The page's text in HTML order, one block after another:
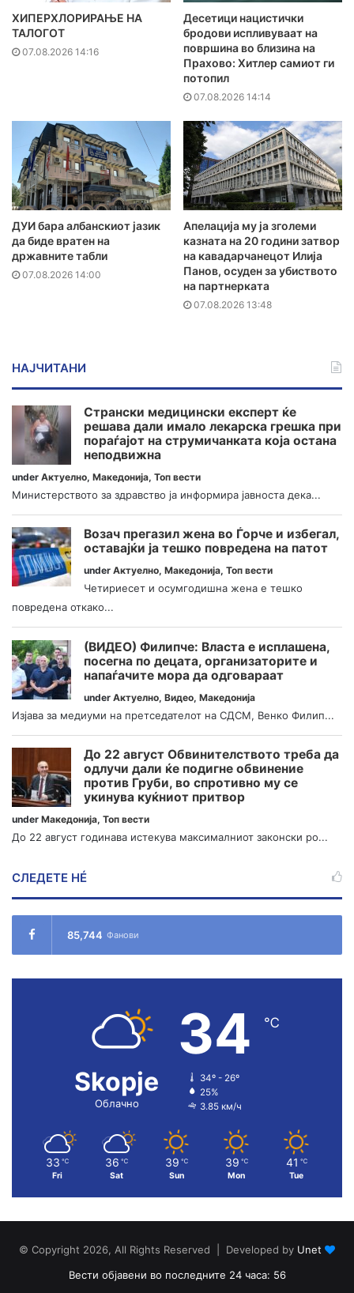
ХИПЕРХЛОРИРАЊЕ НА
ТАЛОГОТ
07.08.2026 14:16
Десетици нацистички
бродови испливуваат на
површина во близина на
Прахово: Хитлер самиот ги
потопил
07.08.2026 14:14
ДУИ бара албанскиот јазик
да биде вратен на
државните табли
07.08.2026 14:00
Апелација му ја зголеми
казната на 20 години затвор
на кавадарчанецот Илија
Панов, осуден за убиството
на партнерката
07.08.2026 13:48
НАЈЧИТАНИ
Странски медицински експерт ќе
решава дали имало лекарска грешка при
пораѓајот на струмичанката која остана
неподвижна
under Актуелно, Македонија, Топ вести
Министерството за здравство ја информира јавноста дека...
Возач прегазил жена во Ѓорче и избегал,
оставајќи ја тешко повредена на патот
under Актуелно, Македонија, Топ вести
Четириесет и осумгодишна жена е тешко
повредена откако...
(ВИДЕО) Филипче: Власта е исплашена,
посегна по децата, организаторите и
напаѓачите мора да одговараат
under Актуелно, Видео, Македонија
Изјава за медиуми на претседателот на СДСМ, Венко Филип...
До 22 август Обвинителството треба да
одлучи дали ќе подигне обвинение
против Груби, во спротивно му се
укинува куќниот притвор
under Македонија, Топ вести
До 22 август годинава истекува максималниот законски ро...
СЛЕДЕТЕ НÉ
85,744 Фанови
Skopje
Облачно
34 ℃
34º - 26º
25%
3.85 км/ч
33 ℃
Fri
36 ℃
Sat
39 ℃
Sun
39 ℃
Mon
41 ℃
Tue
© Copyright 2026, All Rights Reserved | Developed by Unet
Вести објавени во последните 24 часа: 56